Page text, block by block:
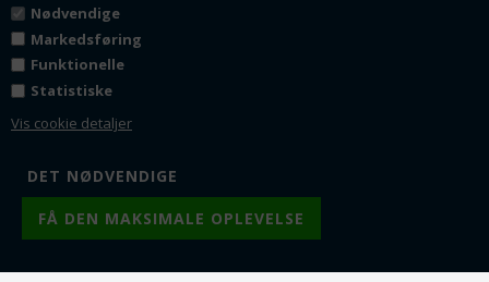
Nødvendige
Markedsføring
Funktionelle
Statistiske
Vis cookie detaljer
Fra 1
Fra 10
Fra 25
Fra 50
Fra 100
Lager: 23